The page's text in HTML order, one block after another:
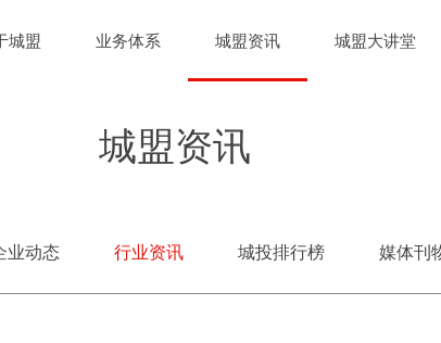
城盟 业务体系 城盟资讯 城盟大讲堂
城盟资讯
业动态 行业资讯 城投排行榜 媒体刊